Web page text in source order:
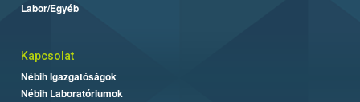
Labor/Egyéb
Kapcsolat
Nébih Igazgatóságok
Nébih Laboratóriumok